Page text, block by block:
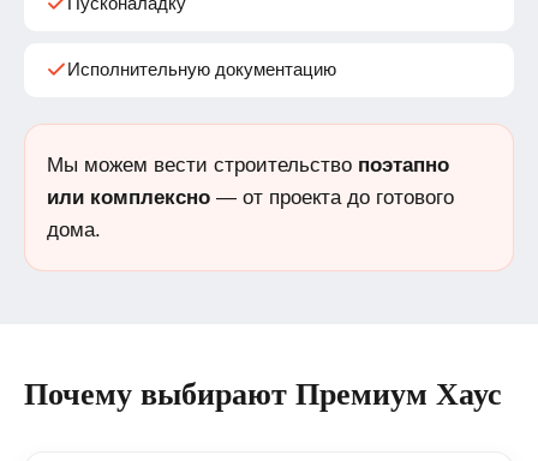
Исполнительную документацию
Мы можем вести строительство поэтапно
или комплексно — от проекта до готового
дома.
Почему выбирают Премиум Хаус